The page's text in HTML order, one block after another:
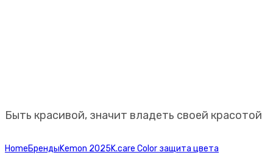
Быть красивой, значит владеть своей красотой
HomeБрендыKemon 2025K.care Color защита цвета